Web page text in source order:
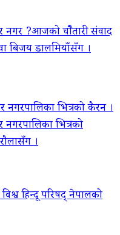
नगर ?आजको चौैतारी संवाद
बिजय डालमियाँसँग ।
भित्रको कैरन ।
भित्रको
।
हिन्दू परिषद् नेपालको